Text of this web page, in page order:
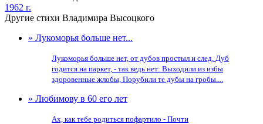
1962 г.
Другие стихи Владимира Высоцкого
» Лукоморья больше нет...
Лукоморья больше нет, от дубов простыл и след. Дуб
годится на паркет, - так ведь нет: Выходили из избы
здоровенные жлобы, Порубили те дубы на гробы....
» Любимову в 60 его лет
Ах, как тебе родиться пофартило - Почти